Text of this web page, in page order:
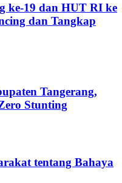
ke-19 dan HUT RI ke
dan Tangkap
Tangerang,
Stunting
tentang Bahaya